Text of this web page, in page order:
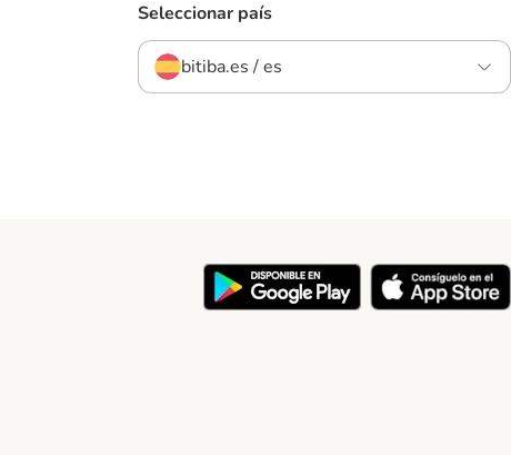
Seleccionar país
bitiba.es / es